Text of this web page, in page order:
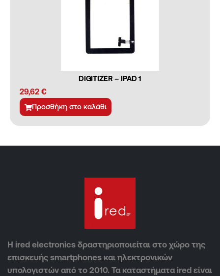
DIGITIZER – IPAD 1
29,62 €
Προσθήκη στο καλάθι
Η ired electronics δραστηριοποιείται στο χώρο της
επισκευής smartphones και ηλεκτρονικών
υπολογιστών από το 2010. Τα καταστήματα ired είναι